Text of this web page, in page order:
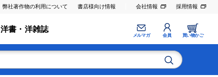
弊社著作物の利用について 書店様向け情報 会社情報 採用情報
洋書・洋雑誌
メルマガ 会員 買い物かご